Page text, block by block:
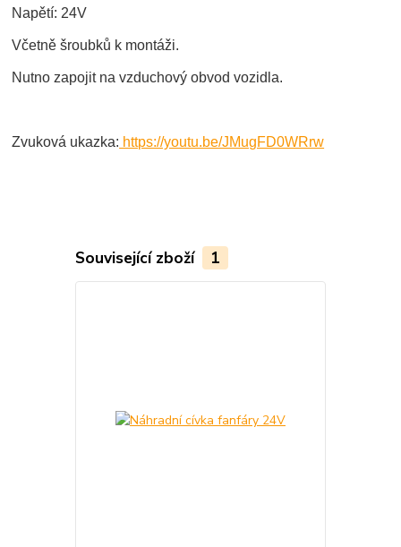
Napětí: 24V
Včetně šroubků k montáži.
Nutno zapojit na vzduchový obvod vozidla.
Zvuková ukazka: https://youtu.be/JMugFD0WRrw
Související zboží 1